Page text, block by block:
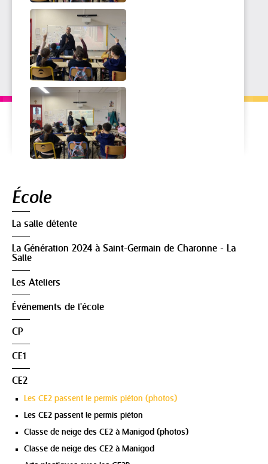
Navigation
École
La salle détente
La Génération 2024 à Saint-Germain de Charonne - La
Salle
Les Ateliers
Événements de l'école
CP
CE1
CE2
Les CE2 passent le permis piéton (photos)
Les CE2 passent le permis piéton
Classe de neige des CE2 à Manigod (photos)
Classe de neige des CE2 à Manigod